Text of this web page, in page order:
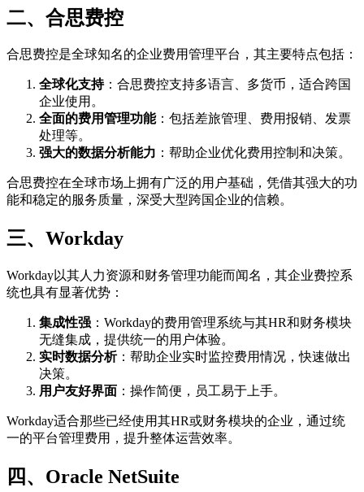
二、合思费控
合思费控是全球知名的企业费用管理平台，其主要特点包括：
全球化支持：合思费控支持多语言、多货币，适合跨国
企业使用。
全面的费用管理功能：包括差旅管理、费用报销、发票
处理等。
强大的数据分析能力 ：帮助企业优化费用控制和决策。
合思费控在全球市场上拥有广泛的用户基础，凭借其强大的功
能和稳定的服务质量，深受大型跨国企业的信赖。
三、Workday
Workday以其人力资源和财务管理功能而闻名，其企业费控系
统也具有显著优势：
集成性强 ：Workday的费用管理系统与其HR和财务模块
无缝集成，提供统一的用户体验。
实时数据分析：帮助企业实时监控费用情况，快速做出
决策。
用户友好界面 ：操作简便，员工易于上手。
Workday适合那些已经使用其HR或财务模块的企业，通过统
一的平台管理费用，提升整体运营效率。
四、Oracle NetSuite